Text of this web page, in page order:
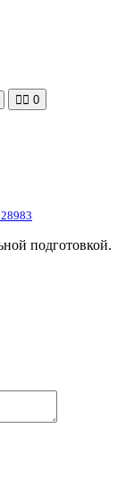
🧘‍♀️ 0
подготовкой.